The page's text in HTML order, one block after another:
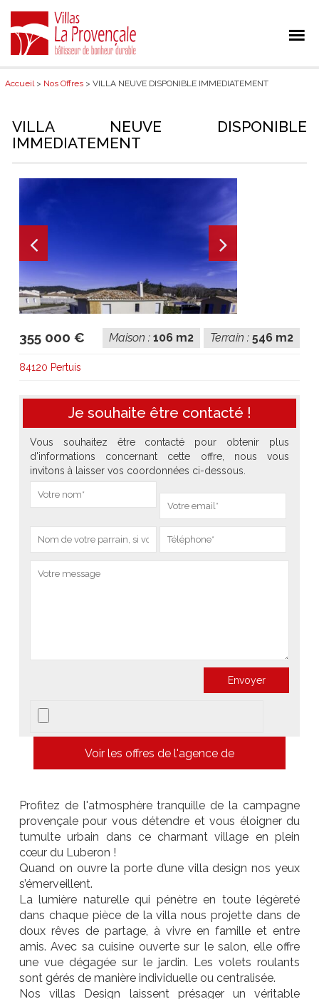
Accueil> Nos Offres > VILLA NEUVE DISPONIBLE IMMEDIATEMENT
VILLA NEUVE DISPONIBLE
IMMEDIATEMENT
355 000 € Terrain : 546 m2
Maison : 106 m2
84120 Pertuis
Je souhaite être contacté !
Vous souhaitez être contacté pour obtenir plus
d'informations concernant cette offre, nous vous
invitons à laisser vos coordonnées ci-dessous.
Voir les offres de l'agence de
Profitez de l'atmosphère tranquille de la campagne
provençale pour vous détendre et vous éloigner du
tumulte urbain dans ce charmant village en plein
cœur du Luberon !
Quand on ouvre la porte d’une villa design nos yeux
s’émerveillent.
La lumière naturelle qui pénètre en toute légèreté
dans chaque pièce de la villa nous projette dans de
doux rêves de partage, à vivre en famille et entre
amis. Avec sa cuisine ouverte sur le salon, elle offre
une vue dégagée sur le jardin. Les volets roulants
sont gérés de manière individuelle ou centralisée.
Nos villas Design laissent présager un véritable